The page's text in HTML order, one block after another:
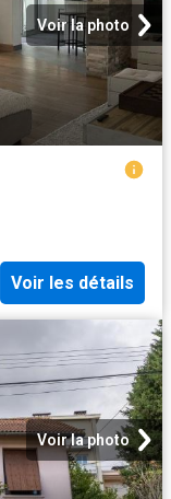
Voir la photo
Voir les détails
Voir la photo